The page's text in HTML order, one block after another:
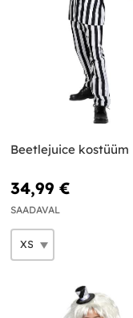
Beetlejuice kostüüm
34,99 €
SAADAVAL